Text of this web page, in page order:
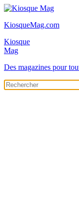
KiosqueMag.com
Kiosque
Mag
Des magazines pour